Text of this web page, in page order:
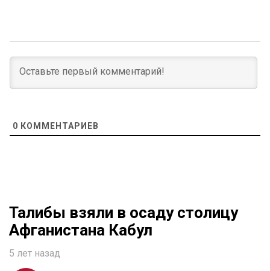
0 КОММЕНТАРИЕВ
Талибы взяли в осаду столицу
Афганистана Кабул
5 лет назад